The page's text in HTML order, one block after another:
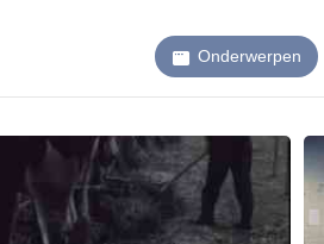
Onderwerpen